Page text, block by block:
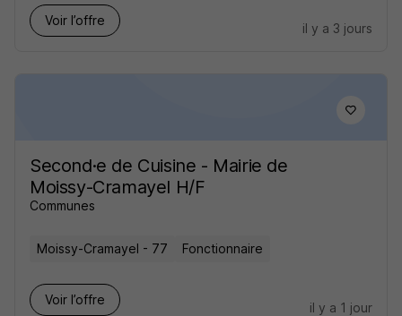
Voir l’offre
il y a 3 jours
Second·e de Cuisine - Mairie de
Moissy-Cramayel H/F
Communes
Moissy-Cramayel - 77 Fonctionnaire
Voir l’offre
il y a 1 jour